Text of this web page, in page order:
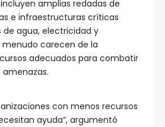
amplias redadas de
e infraestructuras críticas
agua, electricidad y
menudo carecen de la
adecuados para combatir
con menos recursos
ayuda”, argumentó